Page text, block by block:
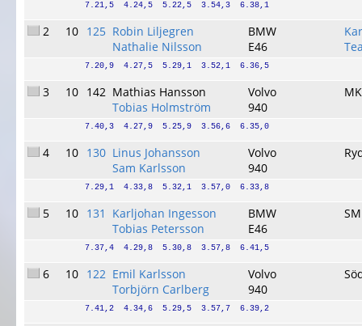
7.21,5  4.24,5  5.22,5  3.54,3  6.38,1
2 10 125 Robin Liljegren
Nathalie Nilsson
BMW
E46
7.20,9  4.27,5  5.29,1  3.52,1  6.36,5
3 10 142 Mathias Hansson
Tobias Holmström
Volvo
940
7.40,3  4.27,9  5.25,9  3.56,6  6.35,0
4 10 130 Linus Johansson
Sam Karlsson
Volvo
940
7.29,1  4.33,8  5.32,1  3.57,0  6.33,8
5 10 131
Karljohan Ingesson
Tobias Petersson
BMW
E46
7.37,4  4.29,8  5.30,8  3.57,8  6.41,5
6 10 122 Emil Karlsson
Torbjörn Carlberg
Volvo
940
7.41,2  4.34,6  5.29,5  3.57,7  6.39,2